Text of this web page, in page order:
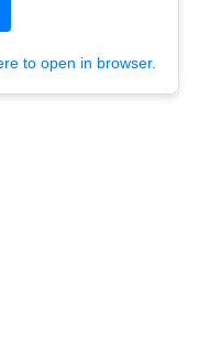
to open in browser.